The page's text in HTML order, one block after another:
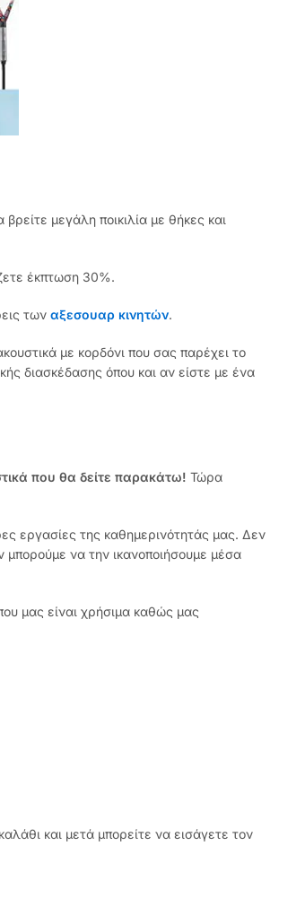
μεγάλη ποικιλία με θήκες και
έκπτωση 30%.
των αξεσουαρ κινητών.
με κορδόνι που σας παρέχει το
διασκέδασης όπου και αν είστε με ένα
που θα δείτε παρακάτω! Τώρα
εργασίες της καθημερινότητάς μας. Δεν
μπορούμε να την ικανοποιήσουμε μέσα
μας είναι χρήσιμα καθώς μας
και μετά μπορείτε να εισάγετε τον